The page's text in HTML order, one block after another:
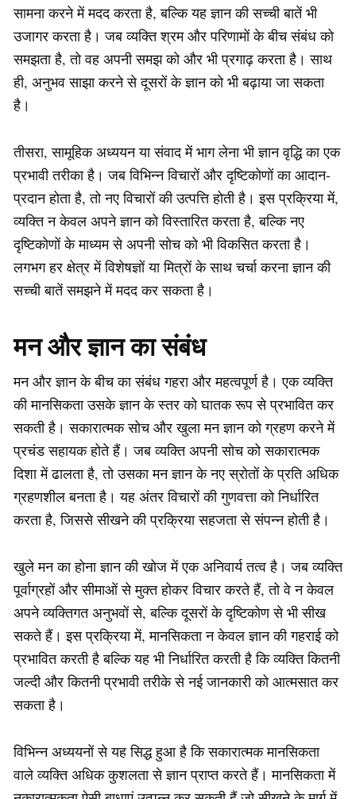
सामना करने में मदद करता है, बल्कि यह ज्ञान की सच्ची बातें भी
उजागर करता है। जब व्यक्ति श्रम और परिणामों के बीच संबंध को
समझता है, तो वह अपनी समझ को और भी प्रगाढ़ करता है। साथ
ही, अनुभव साझा करने से दूसरों के ज्ञान को भी बढ़ाया जा सकता
है।
तीसरा, सामूहिक अध्ययन या संवाद में भाग लेना भी ज्ञान वृद्धि का एक
प्रभावी तरीका है। जब विभिन्न विचारों और दृष्टिकोणों का आदान-
प्रदान होता है, तो नए विचारों की उत्पत्ति होती है। इस प्रक्रिया में,
व्यक्ति न केवल अपने ज्ञान को विस्तारित करता है, बल्कि नए
दृष्टिकोणों के माध्यम से अपनी सोच को भी विकसित करता है।
लगभग हर क्षेत्र में विशेषज्ञों या मित्रों के साथ चर्चा करना ज्ञान की
सच्ची बातें समझने में मदद कर सकता है।
मन और ज्ञान का संबंध
मन और ज्ञान के बीच का संबंध गहरा और महत्वपूर्ण है। एक व्यक्ति
की मानसिकता उसके ज्ञान के स्तर को घातक रूप से प्रभावित कर
सकती है। सकारात्मक सोच और खुला मन ज्ञान को ग्रहण करने में
प्रचंड सहायक होते हैं। जब व्यक्ति अपनी सोच को सकारात्मक
दिशा में ढालता है, तो उसका मन ज्ञान के नए स्रोतों के प्रति अधिक
ग्रहणशील बनता है। यह अंतर विचारों की गुणवत्ता को निर्धारित
करता है, जिससे सीखने की प्रक्रिया सहजता से संपन्न होती है।
खुले मन का होना ज्ञान की खोज में एक अनिवार्य तत्व है। जब व्यक्ति
पूर्वाग्रहों और सीमाओं से मुक्त होकर विचार करते हैं, तो वे न केवल
अपने व्यक्तिगत अनुभवों से, बल्कि दूसरों के दृष्टिकोण से भी सीख
सकते हैं। इस प्रक्रिया में, मानसिकता न केवल ज्ञान की गहराई को
प्रभावित करती है बल्कि यह भी निर्धारित करती है कि व्यक्ति कितनी
जल्दी और कितनी प्रभावी तरीके से नई जानकारी को आत्मसात कर
सकता है।
विभिन्न अध्ययनों से यह सिद्ध हुआ है कि सकारात्मक मानसिकता
वाले व्यक्ति अधिक कुशलता से ज्ञान प्राप्त करते हैं। मानसिकता में